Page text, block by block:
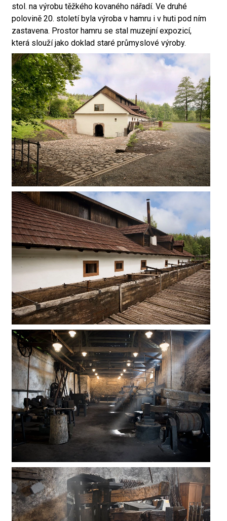
stol. na výrobu těžkého kovaného nářadí. Ve druhé
polovině 20. století byla výroba v hamru i v huti pod ním
zastavena. Prostor hamru se stal muzejní expozicí,
která slouží jako doklad staré průmyslové výroby.